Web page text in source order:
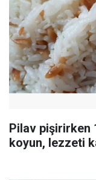
Pilav pişirirken
koyun, lezzeti